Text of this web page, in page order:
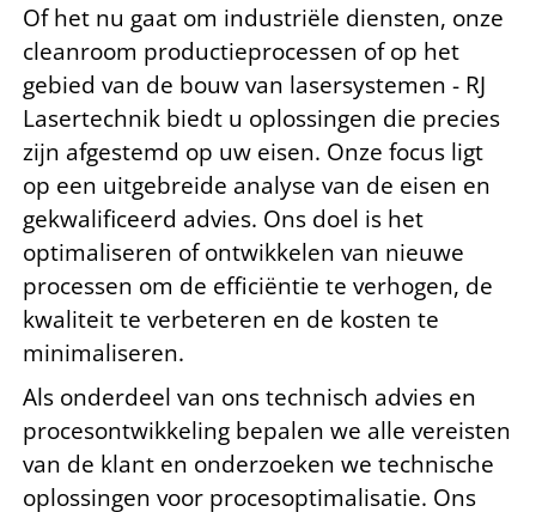
Of het nu gaat om industriële diensten, onze
cleanroom productieprocessen of op het
gebied van de bouw van lasersystemen - RJ
Lasertechnik biedt u oplossingen die precies
zijn afgestemd op uw eisen. Onze focus ligt
op een uitgebreide analyse van de eisen en
gekwalificeerd advies. Ons doel is het
optimaliseren of ontwikkelen van nieuwe
processen om de efficiëntie te verhogen, de
kwaliteit te verbeteren en de kosten te
minimaliseren.
Als onderdeel van ons technisch advies en
procesontwikkeling bepalen we alle vereisten
van de klant en onderzoeken we technische
oplossingen voor procesoptimalisatie. Ons